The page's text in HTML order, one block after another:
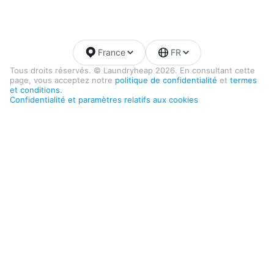
Tous droits réservés. © Laundryheap 2026. En consultant cette
page, vous acceptez notre politique de confidentialité et termes
et conditions.
Confidentialité et paramètres relatifs aux cookies
France FR